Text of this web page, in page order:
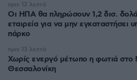
Οι ΗΠΑ θα πληρώσουν 1,2 δισ.
εταιρεία για να μην εγκαταστήσει
πάρκο
πριν 12 λεπτά
Χωρίς ενεργό μέτωπο η φωτιά
Θεσσαλονίκη
πριν 13 λεπτά